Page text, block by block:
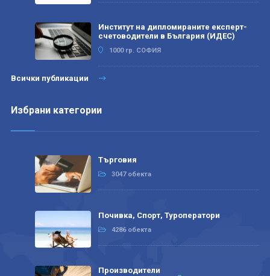
Институт на дипломираните експерт-
счетоводители в България (ИДЕС)
1000 гр. СОФИЯ
Всички публикации
Избрани категории
Търговия
3047 обекта
Почивка, Спорт, Туроператори
4286 обекта
Производители